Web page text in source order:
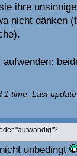
ihre
nicht dänken
aufwenden:
1 time. Last
"aufwändig"?
unbedingt